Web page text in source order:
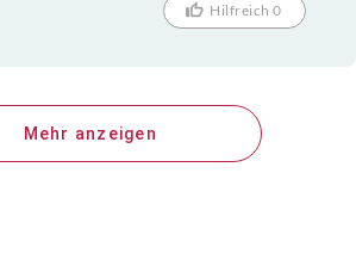
Hilfreich 0
Mehr anzeigen